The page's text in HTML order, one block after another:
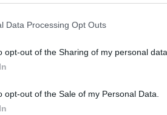
Data Processing Opt Outs
opt-out of the Sharing of my personal data.
opt-out of the Sale of my Personal Data.
medence népeinek hagyománya
Országos Középiskolai
népcsoportjainak
volt, hogy műveikben